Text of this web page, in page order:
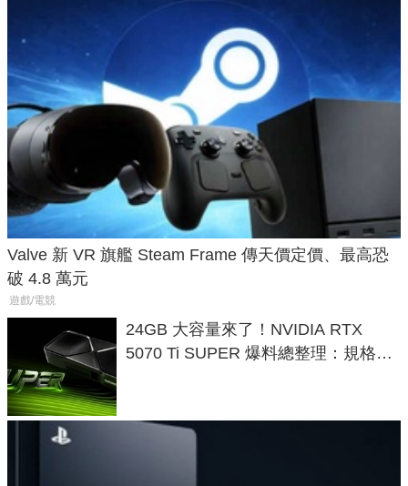
Valve 新 VR 旗艦 Steam Frame 傳天價定價、最高恐
破 4.8 萬元
遊戲/電競
24GB 大容量來了！NVIDIA RTX
5070 Ti SUPER 爆料總整理：規格、